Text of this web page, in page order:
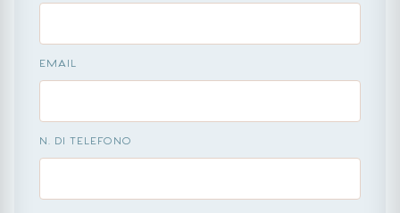
EMAIL
N. DI TELEFONO